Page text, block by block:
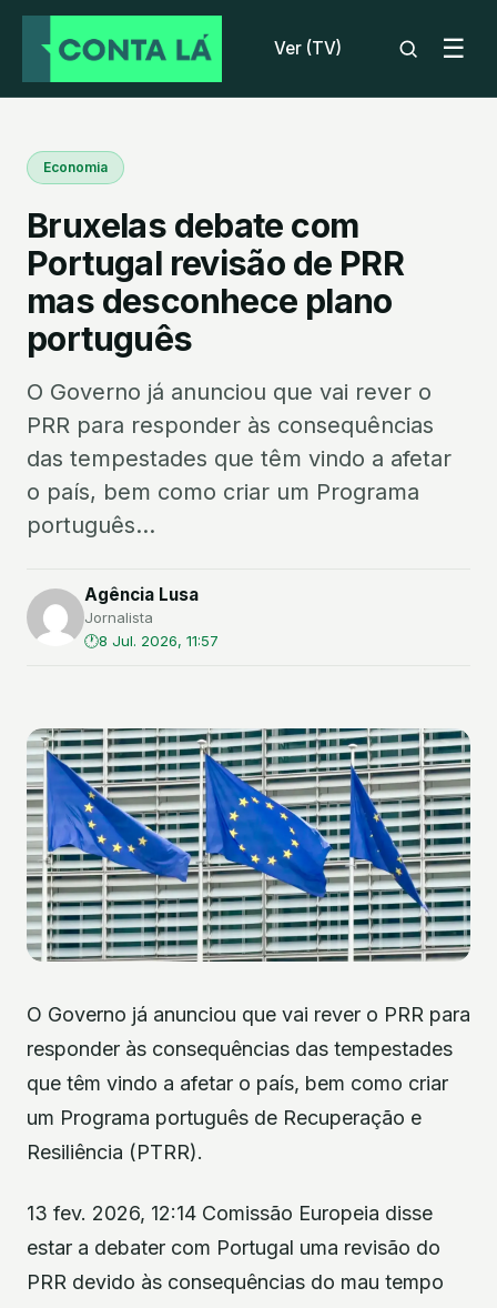
Ver (TV) ☰
Economia
Bruxelas debate com
Portugal revisão de PRR
mas desconhece plano
português
O Governo já anunciou que vai rever o
PRR para responder às consequências
das tempestades que têm vindo a afetar
o país, bem como criar um Programa
português...
Agência Lusa
Jornalista
8 Jul. 2026, 11:57
O Governo já anunciou que vai rever o PRR para
responder às consequências das tempestades
que têm vindo a afetar o país, bem como criar
um Programa português de Recuperação e
Resiliência (PTRR).
13 fev. 2026, 12:14 Comissão Europeia disse
estar a debater com Portugal uma revisão do
PRR devido às consequências do mau tempo